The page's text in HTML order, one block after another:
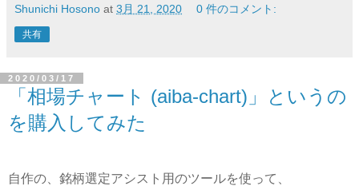
Shunichi Hosono at 3月 21, 2020 0 件のコメント:
共有
2020/03/17
「相場チャート (aiba-chart)」というの
を購入してみた
自作の、銘柄選定アシスト用のツールを使って、